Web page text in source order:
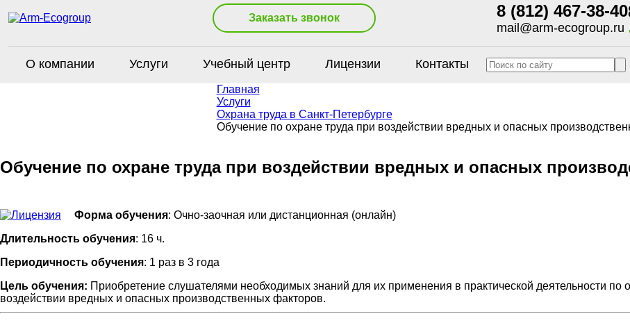
Заказать звонок 8 (812) 467-38-40
mail@arm-ecogroup.ru
О компании Услуги Учебный центр Лицензии Контакты
Главная
Услуги
Охрана труда в Санкт-Петербурге
Обучение по охране труда при воздействии вредных и опасных
Обучение по охране труда при воздействии вредных и опасных
Форма обучения: Очно-заочная или дистанционная (онлайн)
Длительность обучения: 16 ч.
Периодичность обучения: 1 раз в 3 года
Цель обучения: Приобретение слушателями необходимых знаний для их применения в практической деятельности по
воздействии вредных и опасных производственных факторов.